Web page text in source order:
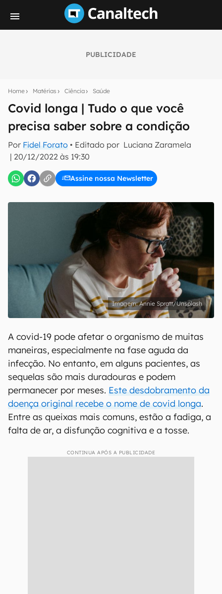
PUBLICIDADE
Home Matérias Ciência Saúde
Covid longa | Tudo o que você
precisa saber sobre a condição
Por Fidel Forato • Editado por Luciana Zaramela
| 20/12/2022 às 19:30
Assine nossa Newsletter
notícias e reviews sobre tecnologia em primeira
mão.
E-mail
Uso e Política de Privacidade do Canaltech.
Annie Spratt/Unsplash
A covid-19 pode afetar o organismo de muitas
maneiras, especialmente na fase aguda da
infecção. No entanto, em alguns pacientes, as
sequelas são mais duradouras e podem
permanecer por meses. Este desdobramento da
doença original recebe o nome de covid longa.
Entre as queixas mais comuns, estão a fadiga, a
falta de ar, a disfunção cognitiva e a tosse.
CONTINUA APÓS A PUBLICIDADE